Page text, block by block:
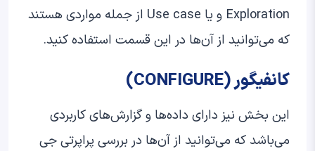
Exploration و یا Use case از جمله مواردی هستند
که می‌توانید از آن‌ها در این قسمت استفاده کنید.
کانفیگور (CONFIGURE)
این بخش نیز دارای داده‌ها و گزارش‌های کاربردی
می‌باشد که می‌توانید از آن‌ها در بررسی پراپرتی جی